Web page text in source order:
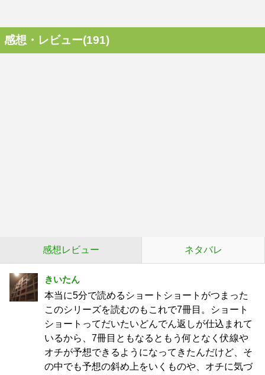
感想・レビュー(191)
感想レビュー ネタバレ
きいたん
本当に5分で読めるショートショートがつまった
このシリーズを読むのもこれで7冊目。ショート
ショートってだいたいどんでん返しが仕込まれて
いるから、7冊目ともなるともう何となく伏線や
オチが予想できるようになってきたんだけど、そ
の中でも予想の斜め上をいくものや、オチに気づ